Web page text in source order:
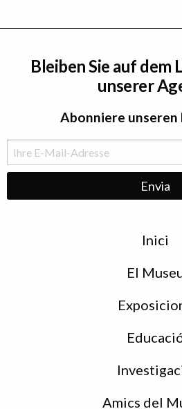
Bleiben Sie auf dem
unserer
Abonniere
Inici
El
Amics del